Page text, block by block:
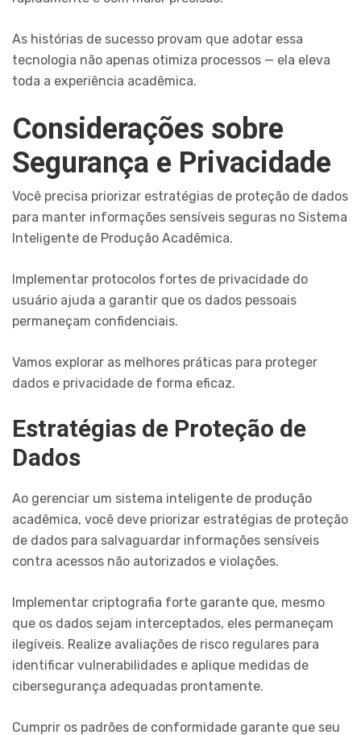
As histórias de sucesso provam que adotar essa
tecnologia não apenas otimiza processos — ela eleva
toda a experiência acadêmica.
Considerações sobre
Segurança e Privacidade
Você precisa priorizar estratégias de proteção de dados
para manter informações sensíveis seguras no Sistema
Inteligente de Produção Acadêmica.
Implementar protocolos fortes de privacidade do
usuário ajuda a garantir que os dados pessoais
permaneçam confidenciais.
Vamos explorar as melhores práticas para proteger
dados e privacidade de forma eficaz.
Estratégias de Proteção de
Dados
Ao gerenciar um sistema inteligente de produção
acadêmica, você deve priorizar estratégias de proteção
de dados para salvaguardar informações sensíveis
contra acessos não autorizados e violações.
Implementar criptografia forte garante que, mesmo
que os dados sejam interceptados, eles permaneçam
ilegíveis. Realize avaliações de risco regulares para
identificar vulnerabilidades e aplique medidas de
cibersegurança adequadas prontamente.
Cumprir os padrões de conformidade garante que seu